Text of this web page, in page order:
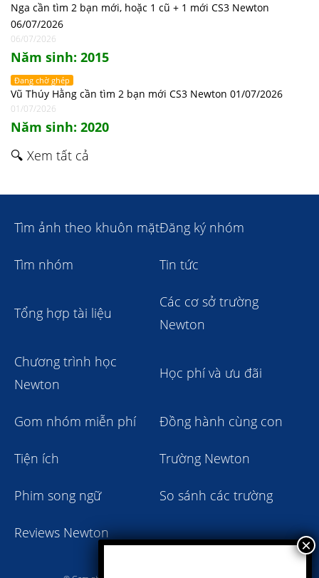
Nga cần tìm 2 bạn mới, hoặc 1 cũ + 1 mới CS3 Newton
06/07/2026
06/07/2026
Năm sinh: 2015
Đang chờ ghép
Vũ Thúy Hằng cần tìm 2 bạn mới CS3 Newton 01/07/2026
01/07/2026
Năm sinh: 2020
🔍 Xem tất cả
Tìm ảnh theo khuôn mặtĐăng ký nhóm
Tìm nhóm Tin tức
Tổng hợp tài liệu
Các cơ sở trường
Newton
Chương trình học
Newton
Học phí và ưu đãi
Gom nhóm miễn phí Đồng hành cùng con
Tiện ích Trường Newton
Phim song ngữ So sánh các trường
Reviews Newton